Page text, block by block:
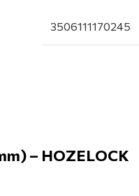
3506111170245
– HOZELOCK